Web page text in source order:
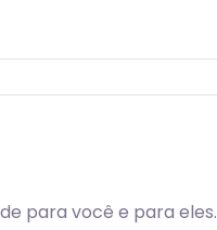
para você e para eles.